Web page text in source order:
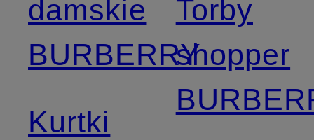
damskie
BURBERRY
Kurtki
Torby
shopper